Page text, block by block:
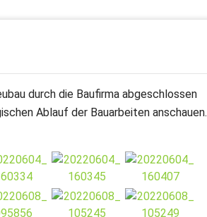
durch die Baufirma abgeschlossen
Ablauf der Bauarbeiten anschauen.